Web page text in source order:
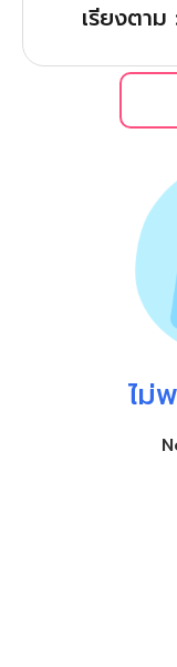
เรียงตาม
ไม่